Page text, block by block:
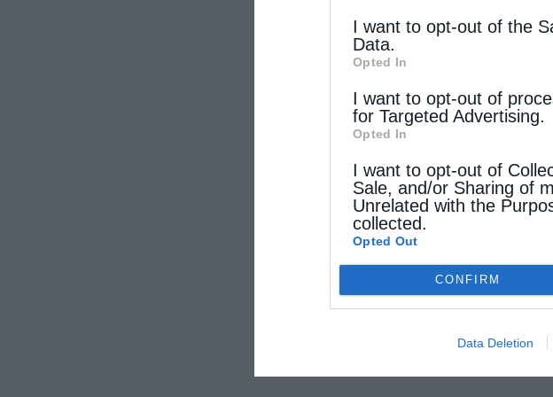
I want to opt-out of the
Data.
Opted In
I want to opt-out of
for Targeted Advertising.
Opted In
I want to opt-out of
Sale, and/or Sharing of
Unrelated with the
collected.
Opted Out
CONFIRM
Data Deletion